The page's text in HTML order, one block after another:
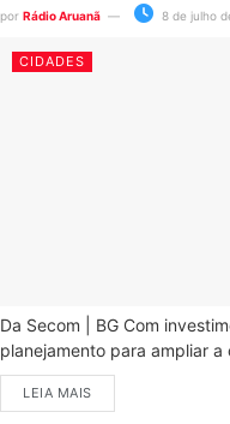
por Rádio Aruanã 8 de julho
CIDADES
Da Secom | BG Com
planejamento para ampliar
LEIA MAIS